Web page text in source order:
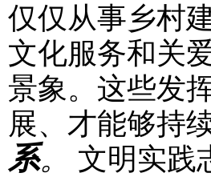
仅仅从事乡村
文化服务和关
景象。这些发
展、才能够持
系。
文明实践